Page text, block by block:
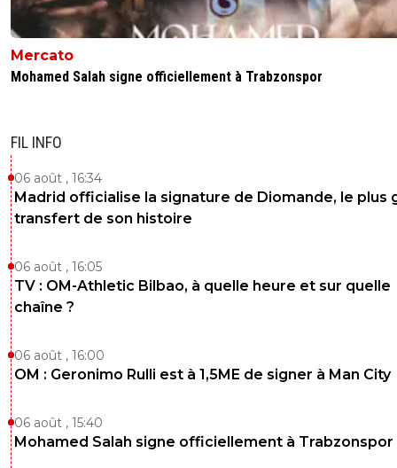
Mercato
Mohamed Salah signe officiellement à Trabzonspor
FIL INFO
06 août , 16:34
Madrid officialise la signature de Diomande, le plus
transfert de son histoire
06 août , 16:05
TV : OM-Athletic Bilbao, à quelle heure et sur quelle
chaîne ?
06 août , 16:00
OM : Geronimo Rulli est à 1,5ME de signer à Man City
06 août , 15:40
Mohamed Salah signe officiellement à Trabzonspor